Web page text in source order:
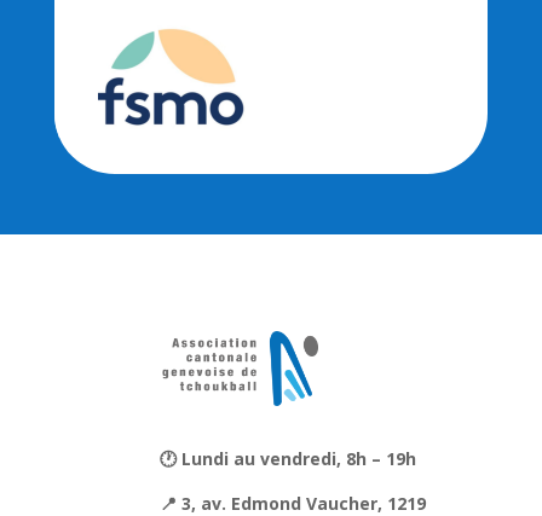
🕐 Lundi au vendredi, 8h – 19h
📍 3, av. Edmond Vaucher, 1219